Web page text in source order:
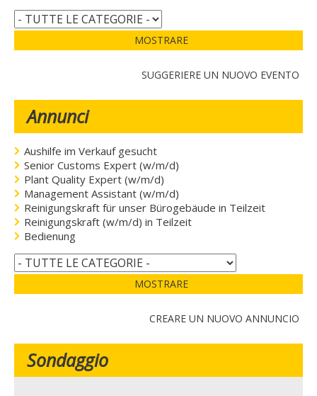
MOSTRARE
SUGGERIERE UN NUOVO EVENTO
Annunci
Aushilfe im Verkauf gesucht
Senior Customs Expert (w/m/d)
Plant Quality Expert (w/m/d)
Management Assistant (w/m/d)
Reinigungskraft für unser Bürogebäude in Teilzeit
Reinigungskraft (w/m/d) in Teilzeit
Bedienung
MOSTRARE
CREARE UN NUOVO ANNUNCIO
Sondaggio